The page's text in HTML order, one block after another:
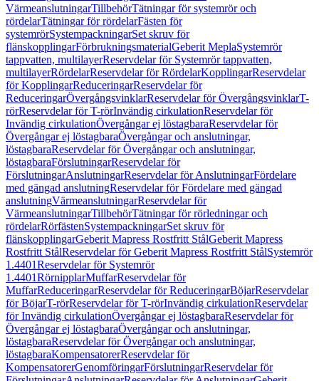
VärmeanslutningarTillbehörTätningar för systemrör och
rördelarTätningar för rördelarFästen för
systemrörSystempackningarSet skruv för
flänskopplingarFörbrukningsmaterialGeberit MeplaSystemrör
tappvatten, multilayerReservdelar för Systemrör tappvatten,
multilayerRördelarReservdelar för RördelarKopplingarReservdelar
för KopplingarReduceringarReservdelar för
ReduceringarÖvergångsvinklarReservdelar för ÖvergångsvinklarT-
rörReservdelar för T-rörInvändig cirkulationReservdelar för
Invändig cirkulationÖvergångar ej löstagbaraReservdelar för
Övergångar ej löstagbaraÖvergångar och anslutningar,
löstagbaraReservdelar för Övergångar och anslutningar,
löstagbaraFörslutningarReservdelar för
FörslutningarAnslutningarReservdelar för AnslutningarFördelare
med gängad anslutningReservdelar för Fördelare med gängad
anslutningVärmeanslutningarReservdelar för
VärmeanslutningarTillbehörTätningar för rörledningar och
rördelarRörfästenSystempackningarSet skruv för
flänskopplingarGeberit Mapress Rostfritt StålGeberit Mapress
Rostfritt StålReservdelar för Geberit Mapress Rostfritt StålSystemrör
1.4401Reservdelar för Systemrör
1.4401RörnipplarMuffarReservdelar för
MuffarReduceringarReservdelar för ReduceringarBöjarReservdelar
för BöjarT-rörReservdelar för T-rörInvändig cirkulationReservdelar
för Invändig cirkulationÖvergångar ej löstagbaraReservdelar för
Övergångar ej löstagbaraÖvergångar och anslutningar,
löstagbaraReservdelar för Övergångar och anslutningar,
löstagbaraKompensatorerReservdelar för
KompensatorerGenomföringarFörslutningarReservdelar för